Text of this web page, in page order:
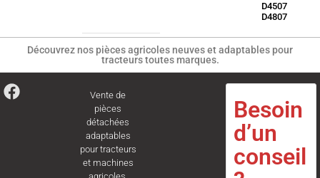
D4507
D4807
Découvrez nos pièces agricoles neuves et adaptables pour
tracteurs toutes marques.
Vente de
pièces
détachées
adaptables
pour tracteurs
et machines
agricoles.
Besoin
d’un
conseil